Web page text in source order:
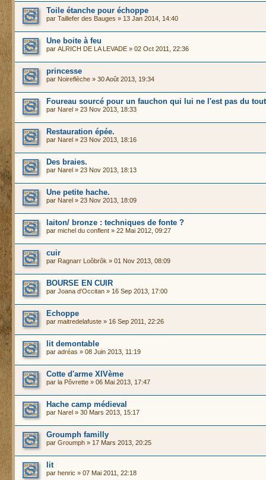
Toile étanche pour échoppe
par Taillefer des Bauges » 13 Jan 2014, 14:40
Une boite à feu
par ALRICH DE LA LEVADE » 02 Oct 2011, 22:36
princesse
par Noireflèche » 30 Août 2013, 19:34
Foureau sourcé pour un fauchon qui lui ne l'est pas du
par Narel » 23 Nov 2013, 18:33
Restauration épée.
par Narel » 23 Nov 2013, 18:16
Des braies.
par Narel » 23 Nov 2013, 18:13
Une petite hache.
par Narel » 23 Nov 2013, 18:09
laiton/ bronze : techniques de fonte ?
par michel du conflent » 22 Mai 2012, 09:27
cuir
par Ragnarr Loôbrôk » 01 Nov 2013, 08:09
BOURSE EN CUIR
par Joana d'Occitan » 16 Sep 2013, 17:00
Echoppe
par maitredelafuste » 16 Sep 2011, 22:26
lit demontable
par adréas » 08 Juin 2013, 11:19
Cotte d'arme XIVème
par la Pôvrette » 06 Mai 2013, 17:47
Hache camp médieval
par Narel » 30 Mars 2013, 15:17
Groumph familly
par Groumph » 17 Mars 2013, 20:25
lit
par henric » 07 Mai 2011, 22:18